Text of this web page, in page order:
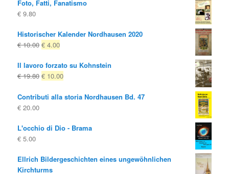
Foto, Fatti, Fanatismo
€ 9.80
Historischer Kalender Nordhausen 2020
€10.00 Il
originale
era:
€ 4.00Il
attuale
è:
Il lavoro forzato su Kohnstein
€19.80 Il
originale
€ 10.00Il
attuale
Contributi alla storia Nordhausen Bd. 47
€ 20.00
L'occhio di Dio - Brama
€ 5.00
Ellrich Bildergeschichten eines ungewöhnlichen
Kirchturms